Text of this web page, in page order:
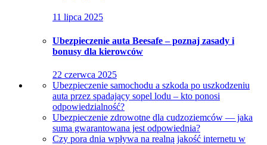
11 lipca 2025
Ubezpieczenie auta Beesafe – poznaj zasady i
bonusy dla kierowców
22 czerwca 2025
Ubezpieczenie samochodu a szkoda po uszkodzeniu
auta przez spadający sopel lodu – kto ponosi
odpowiedzialność?
Ubezpieczenie zdrowotne dla cudzoziemców — jaka
suma gwarantowana jest odpowiednia?
Czy pora dnia wpływa na realną jakość internetu w